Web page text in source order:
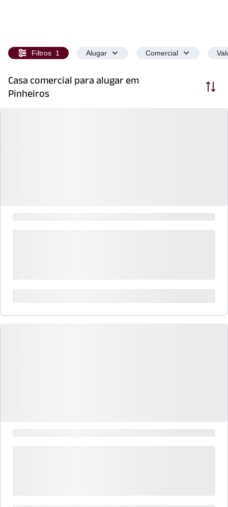
Filtros 1 Alugar Comercial
Casa comercial para alugar em
Pinheiros
Ordenar